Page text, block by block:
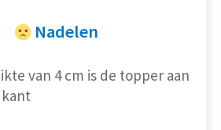
Nadelen
van 4 cm is de topper aan